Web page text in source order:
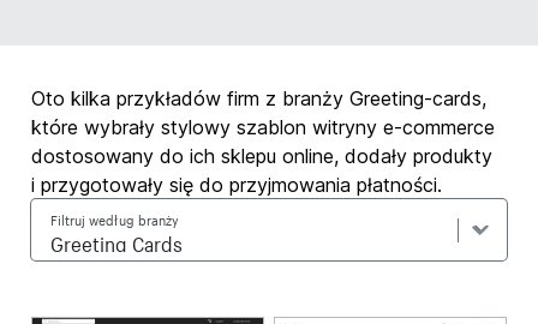
Oto kilka przykładów firm z branży Greeting-cards,
które wybrały stylowy szablon witryny e-commerce
dostosowany do ich sklepu online, dodały produkty
i przygotowały się do przyjmowania płatności.
Filtruj według branży